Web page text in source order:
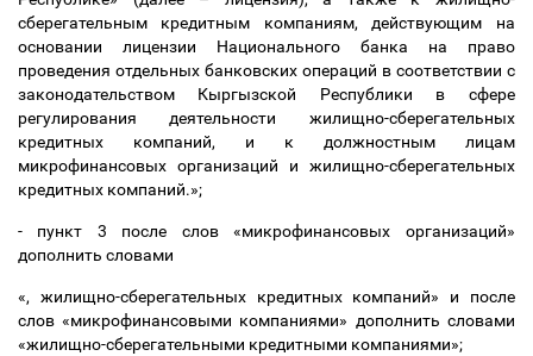
сберегательным кредитным компаниям, действующим на
основании лицензии Национального банка на право
проведения отдельных банковских операций в соответствии с
законодательством Кыргызской Республики в сфере
регулирования деятельности жилищно-сберегательных
кредитных компаний, и к должностным лицам
микрофинансовых организаций и жилищно-сберегательных
кредитных компаний.»;
- пункт 3 после слов «микрофинансовых организаций»
дополнить словами
«, жилищно-сберегательных кредитных компаний» и после
слов «микрофинансовыми компаниями» дополнить словами
«жилищно-сберегательными кредитными компаниями»;